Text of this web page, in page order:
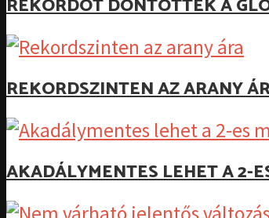
REKORDSZINTEN AZ ARANY
AKADÁLYMENTES LEHET A 2-